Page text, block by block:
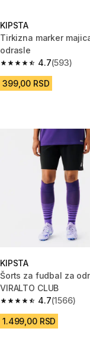
KIPSTA
Tirkizna marker
odrasle
4.7
4.7 od 5 zvezdica
(593)
399,00 RSD
KIPSTA
Šorts za fudbal za
VIRALTO CLUB
4.7
4.7 od 5 zvezdica
(1566)
1.499,00 RSD